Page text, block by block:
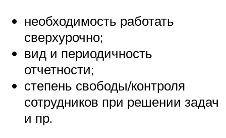
необходимость работать
сверхурочно;
вид и периодичность
отчетности;
степень свободы/контроля
сотрудников при решении задач
и пр.